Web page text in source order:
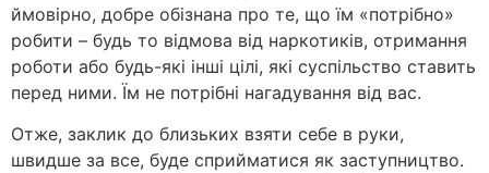
ймовірно, добре обізнана про те, що їм «потрібно»
робити – будь то відмова від наркотиків, отримання
роботи або будь-які інші цілі, які суспільство ставить
перед ними. Їм не потрібні нагадування від вас.
Отже, заклик до близьких взяти себе в руки,
швидше за все, буде сприйматися як заступництво.